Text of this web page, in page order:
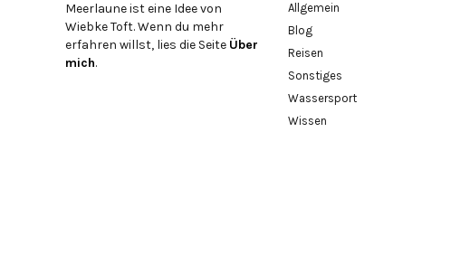
Meerlaune ist eine Idee von
Wiebke Toft. Wenn du mehr
erfahren willst, lies die Seite Über
mich.
Allgemein
Blog
Reisen
Sonstiges
Wassersport
Wissen